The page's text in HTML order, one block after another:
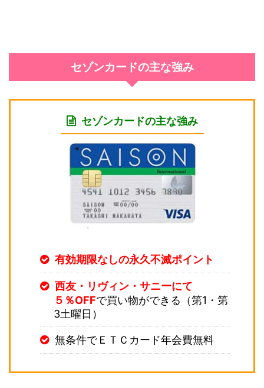
セゾンカードの主な強み
セゾンカードの主な強み
有効期限なしの永久不滅ポイント
西友・リヴィン・サニーにて
５％OFFで買い物ができる（第1・第
3土曜日）
無条件でＥＴＣカード年会費無料